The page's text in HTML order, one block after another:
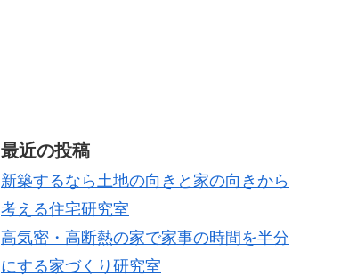
最近の投稿
新築するなら土地の向きと家の向きから
考える住宅研究室
高気密・高断熱の家で家事の時間を半分
にする家づくり研究室